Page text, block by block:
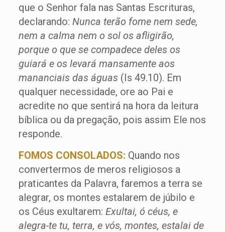
que o Senhor fala nas Santas Escrituras,
declarando: Nunca terão fome nem sede,
nem a calma nem o sol os afligirão,
porque o que se compadece deles os
guiará e os levará mansamente aos
mananciais das águas (Is 49.10). Em
qualquer necessidade, ore ao Pai e
acredite no que sentirá na hora da leitura
bíblica ou da pregação, pois assim Ele nos
responde.
FOMOS CONSOLADOS: Quando nos
convertermos de meros religiosos a
praticantes da Palavra, faremos a terra se
alegrar, os montes estalarem de júbilo e
os Céus exultarem: Exultai, ó céus, e
alegra-te tu, terra, e vós, montes, estalai de